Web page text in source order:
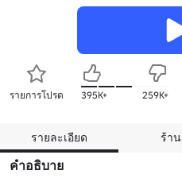
รายการโปรด 395K+ 259K+
รายละเอียด ร้า
คำอธิบาย